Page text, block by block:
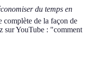
du temps en
complète de la façon de
sur YouTube : "comment